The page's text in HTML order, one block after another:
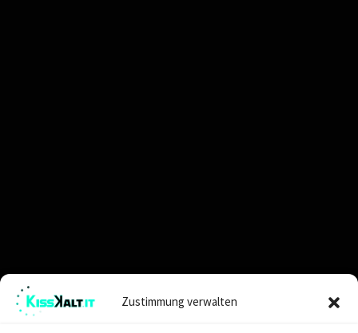
Zustimmung verwalten
Kontakt Erfahren sie Mehr